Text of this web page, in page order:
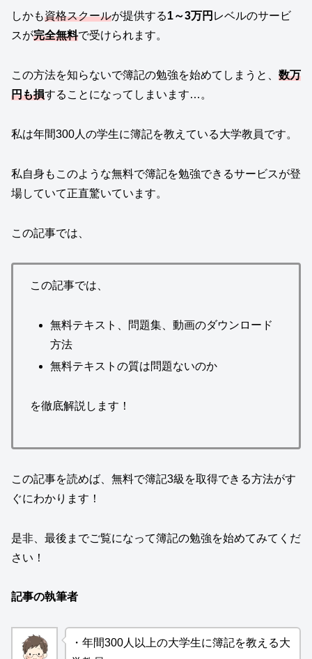
しかも資格スクールが提供する1～3万円 レベルのサービ
スが完全無料で受けられます。
この方法を知らないで簿記の勉強を始めてしまうと、 数万
円も損することになってしまいます…。
私は年間300人の学生に簿記を教えている大学教員です。
私自身もこのような無料で簿記を勉強できるサービスが登
場していて正直驚いています。
この記事では、
この記事では、
無料テキスト、問題集、動画のダウンロード
方法
無料テキストの質は問題ないのか
を徹底解説します！
この記事を読めば、無料で簿記3級を取得できる方法がす
ぐにわかります！
是非、最後までご覧になって簿記の勉強を始めてみてくだ
さい！
記事の執筆者
・年間300人以上の大学生に簿記を教える大